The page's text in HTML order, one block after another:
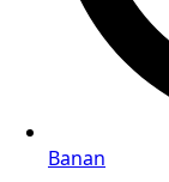
Banan